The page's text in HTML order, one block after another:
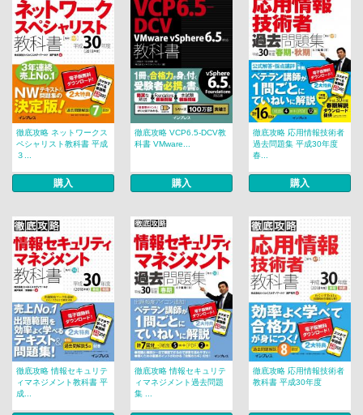
徹底攻略 ネットワークス
ペシャリスト教科書 平成
３...
購入
徹底攻略 VCP6.5-DCV教
科書 VMware...
購入
徹底攻略 応用情報技術者
過去問題集 平成30年度
春...
購入
徹底攻略 情報セキュリテ
ィマネジメント教科書 平
成...
徹底攻略 情報セキュリテ
ィマネジメント過去問題
集 ...
徹底攻略 応用情報技術者
教科書 平成30年度